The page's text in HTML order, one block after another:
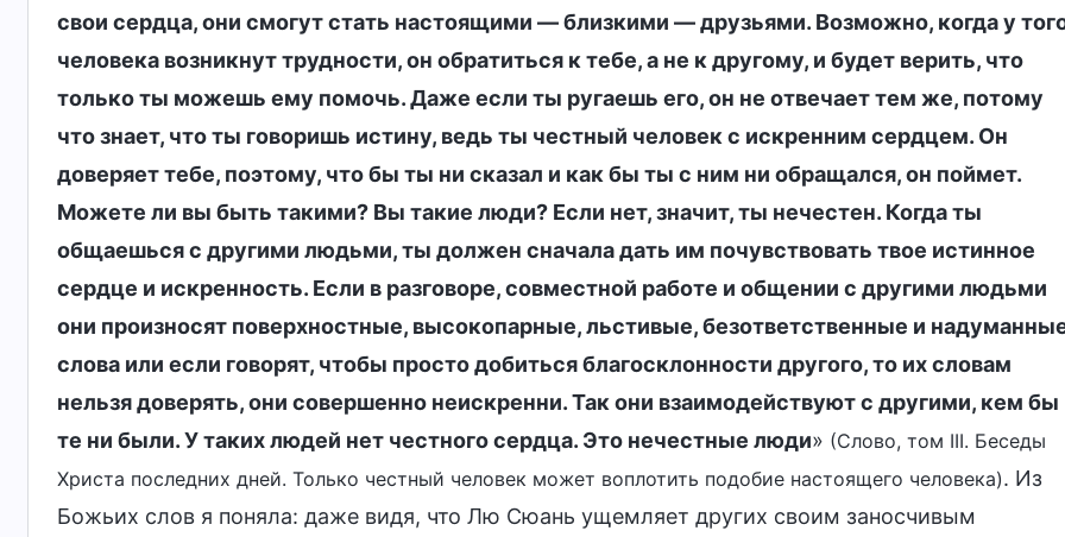
свои сердца, они смогут стать настоящими — близкими — друзьями. Возможно, когда у
человека возникнут трудности, он обратиться к тебе, а не к другому, и будет верить, что
только ты можешь ему помочь. Даже если ты ругаешь его, он не отвечает тем же, потому
что знает, что ты говоришь истину, ведь ты честный человек с искренним сердцем. Он
доверяет тебе, поэтому, что бы ты ни сказал и как бы ты с ним ни обращался, он поймет.
Можете ли вы быть такими? Вы такие люди? Если нет, значит, ты нечестен. Когда ты
общаешься с другими людьми, ты должен сначала дать им почувствовать твое истинное
сердце и искренность. Если в разговоре, совместной работе и общении с другими людьми
они произносят поверхностные, высокопарные, льстивые, безответственные и
слова или если говорят, чтобы просто добиться благосклонности другого, то их словам
нельзя доверять, они совершенно неискренни. Так они взаимодействуют с другими, кем бы
те ни были. У таких людей нет честного сердца. Это нечестные люди» (Слово, том III. Беседы
Христа последних дней. Только честный человек может воплотить подобие настоящего человека). Из
Божьих слов я поняла: даже видя, что Лю Сюань ущемляет других своим заносчивым